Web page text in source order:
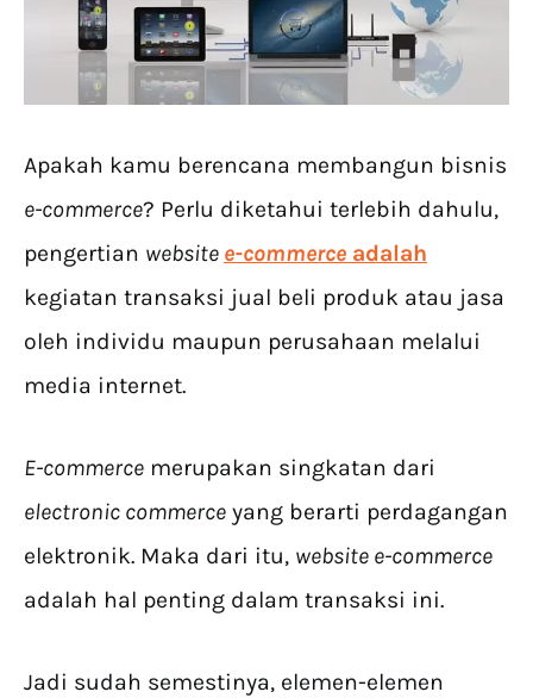
Apakah kamu berencana membangun bisnis
e-commerce? Perlu diketahui terlebih dahulu,
pengertian website e-commerce adalah
kegiatan transaksi jual beli produk atau jasa
oleh individu maupun perusahaan melalui
media internet.
E-commerce merupakan singkatan dari
electronic commerce yang berarti perdagangan
elektronik. Maka dari itu, website e-commerce
adalah hal penting dalam transaksi ini.
Jadi sudah semestinya, elemen-elemen